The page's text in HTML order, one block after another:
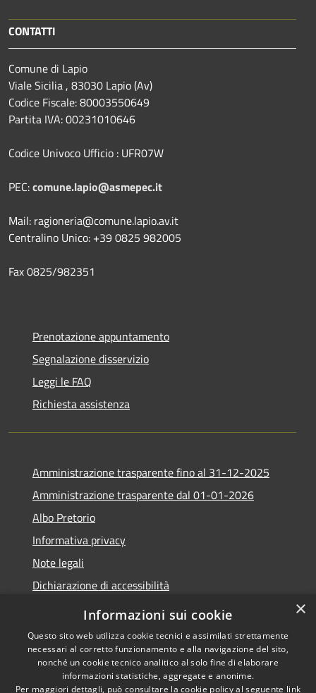
CONTATTI
Comune di Lapio
Viale Sicilia , 83030 Lapio (Av)
Codice Fiscale: 80003550649
Partita IVA: 00231010646
Codice Univoco Ufficio : UFR07W
PEC:comune.lapio@asmepec.it
Mail: ragioneria@comune.lapio.av.it
Centralino Unico: +39 0825 982005
Fax 0825/982351
Prenotazione appuntamento
Segnalazione disservizio
Leggi le FAQ
Richiesta assistenza
Amministrazione trasparente fino al 31-12-2025
Amministrazione trasparente dal 01-01-2026
Albo Pretorio
Informativa privacy
Note legali
Dichiarazione di accessibilità
RSS
Accessibilità
Copyright © 2026 • Comune di
Lapio • Powered by
×
Informazioni sui cookie
Questo sito web utilizza cookie tecnici e assimilati strettamente
necessari al corretto funzionamento e alla navigazione del sito,
nonché un cookie tecnico analitico al solo fine di elaborare
informazioni statistiche, aggregate e anonime.
Per maggiori dettagli, può consultare la cookie policy al seguente link